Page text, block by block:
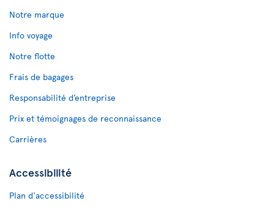
Notre marque
Info voyage
Notre flotte
Frais de bagages
Responsabilité d’entreprise
Prix et témoignages de reconnaissance
Carrières
Accessibilité
Plan d'accessibilité